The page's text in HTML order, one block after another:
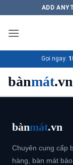
qua
nội
ADD
Gọi ngay:
bànmát.vn
Thương hiệu
bànmát.vn
Chuyên cung cấp
hàng, bàn mát